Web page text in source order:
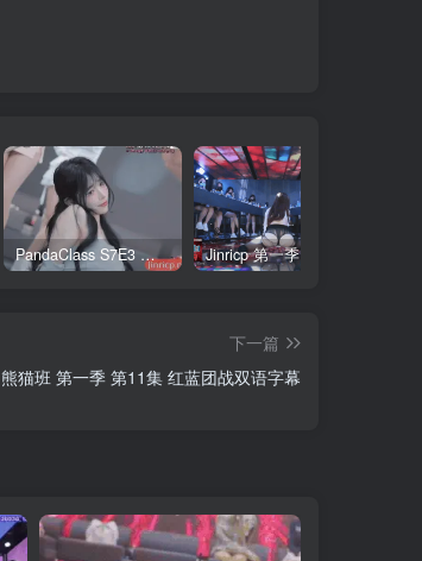
PandaClass S7E3 熊猫班 第7季 第3期 二十一点日 中英韩简繁字幕
下一篇
熊猫班 第一季 第11集 红蓝团战双语字幕